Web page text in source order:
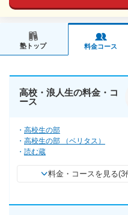
塾トップ 料金コース
高校・浪人生の料金・コ
ース
高校生の部
高校生の部 （ベリタス）
読む蔵
料金・コースを見る(3